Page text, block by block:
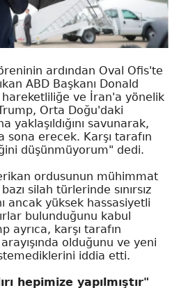
ardından Oval Ofis'te
ABD Başkanı Donald
ve İran'a yönelik
Orta Doğu'daki
yaklaşıldığını savunarak,
sona erecek. Karşı tarafın
düşünmüyorum" dedi.
ordusunun mühimmat
silah türlerinde sınırsız
ancak yüksek hassasiyetli
bulunduğunu kabul
ayrıca, karşı tarafın
olduğunu ve yeni
iddia etti.
hepimize yapılmıştır"